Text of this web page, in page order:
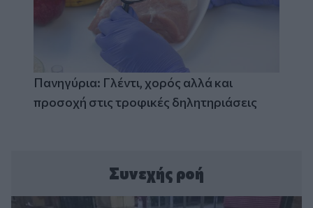
Πανηγύρια: Γλέντι, χορός αλλά και
προσοχή στις τροφικές δηλητηριάσεις
Συνεχής ροή